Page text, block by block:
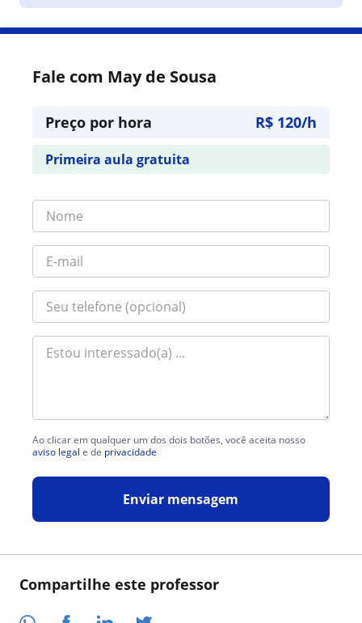
Compartilhe este professor
Fale com May de Sousa
Preço por hora R$ 120/h
Primeira aula gratuita
Ao clicar em qualquer um dos dois botões, você aceita nosso
aviso legal e de privacidade
Enviar mensagem